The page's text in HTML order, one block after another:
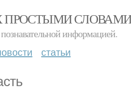
ПРОСТЫМИ
информацией.
статьи